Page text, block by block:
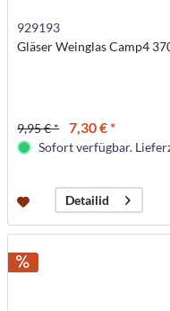
929193
Gläser Weinglas Camp4
9,95 € * 7,30 € *
Sofort verfügbar.
Detailid